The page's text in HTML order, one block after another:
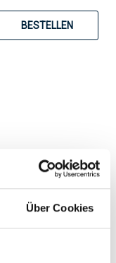
Über Cookies
BESTELLEN
Le Diciotto
Riserva
42% 0.70 l